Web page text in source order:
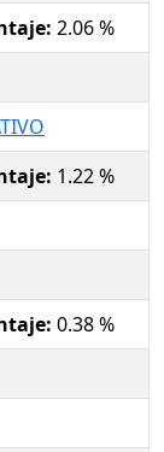
2.06 %
1.22 %
0.38 %